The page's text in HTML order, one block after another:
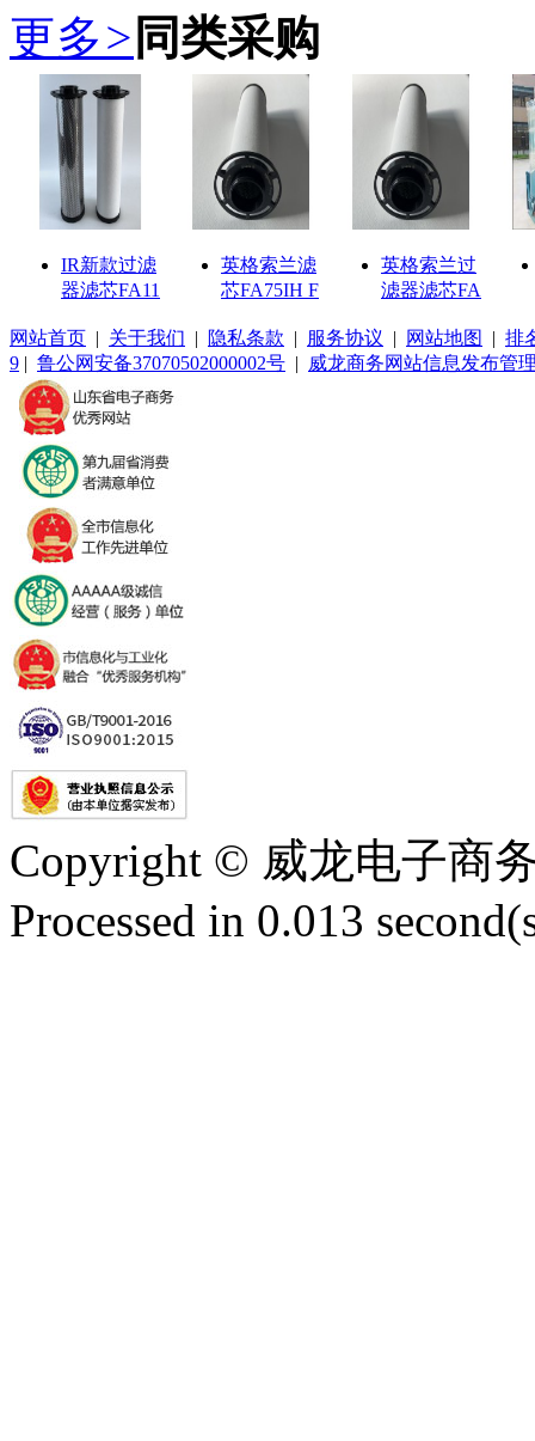
更多> 同类采购
IR新款过滤
器滤芯FA11
英格索兰滤
芯FA75IH F
英格索兰过
滤器滤芯FA
网站首页 | 关于我们 | 隐私条款 | 服务协议 | 网站地图 | 排
9 | 鲁公网安备37070502000002号 | 威龙商务网站信息发布管
Copyright © 威龙电子商
Processed in 0.013